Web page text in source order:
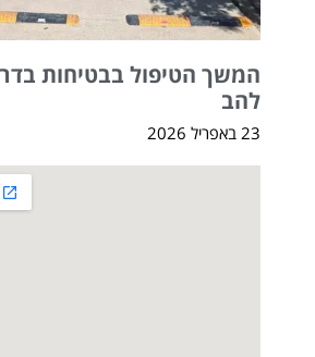
המשך הטיפול בבטיחות
להב
23 באפריל 2026